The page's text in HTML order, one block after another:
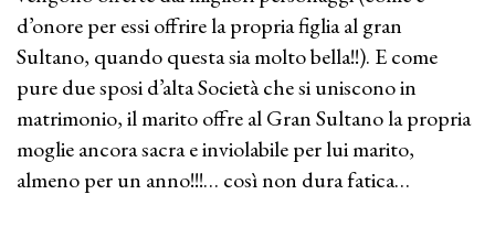
d’onore per essi offrire la propria figlia al gran
Sultano, quando questa sia molto bella!!). E come
pure due sposi d’alta Società che si uniscono in
matrimonio, il marito offre al Gran Sultano la propria
moglie ancora sacra e inviolabile per lui marito,
almeno per un anno!!!… così non dura fatica…